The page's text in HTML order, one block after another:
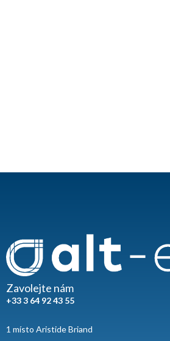
Zavolejte nám
+33 3 64 92 43 55
1 místo Aristide Briand